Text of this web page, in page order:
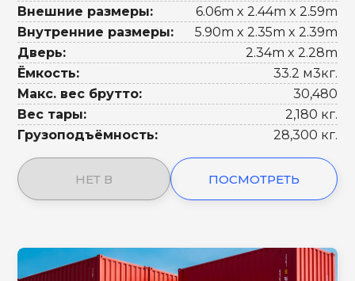
Внешние размеры:
6.06m x 2.44m x 2.59m
Внутренние размеры:
5.90m x 2.35m x 2.39m
Дверь:
2.34m x 2.28m
Ёмкость:
33.2 м3кг.
Макс. вес брутто:
30,480
Вес тары:
2,180 кг.
Грузоподъёмность:
28,300 кг.
НЕТ В ПОСМОТРЕТЬ